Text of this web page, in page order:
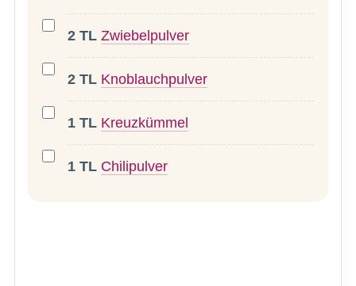
2 TL Zwiebelpulver
2 TL Knoblauchpulver
1 TL Kreuzkümmel
1 TL Chilipulver